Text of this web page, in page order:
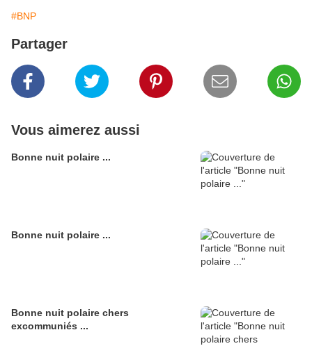
#BNP
Partager
Vous aimerez aussi
Bonne nuit polaire ...
Bonne nuit polaire ...
Bonne nuit polaire chers
excommuniés ...